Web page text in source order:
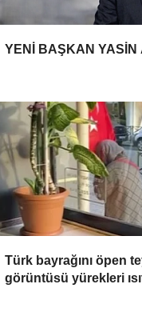
YENİ BAŞKAN YASİN
Türk bayrağını öpen
görüntüsü yürekleri